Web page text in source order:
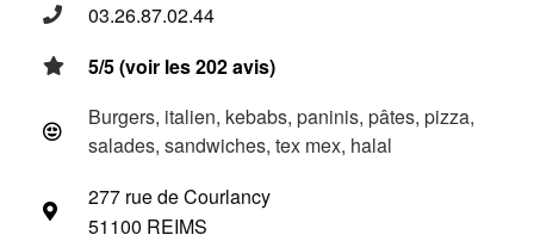
03.26.87.02.44
5/5 (voir les 202 avis)
Burgers, italien, kebabs, paninis, pâtes, pizza,
salades, sandwiches, tex mex, halal
277 rue de Courlancy
51100 REIMS